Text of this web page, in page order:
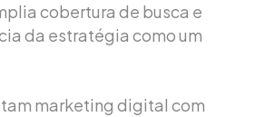
cobertura de busca e
da estratégia como um
marketing digital com